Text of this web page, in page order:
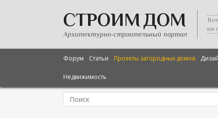
СТРОИМ ДОМ
Архитектурно-строительный портал
на
Форум Статьи Проекты загородных домов
Недвижимость